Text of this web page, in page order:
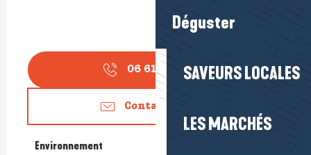
Déguster
SAVEURS LOCALES
LES MARCHÉS
06 61 70 52▒▒
Contactez-nous
Environnement
Environnement